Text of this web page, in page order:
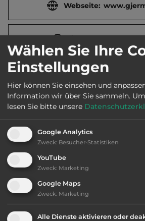
Webseite:
Telefon:
Sehenswürdigkeiten:
Dalane Folkemuseum,
Egersund, Egersund
(Porzellanmuseum).
Ausstattung:
Wählen Sie Ihre
Einstellungen
Hier können Sie einsehen und
Information wir über Sie sammeln.
lesen Sie bitte unsere
Google Analytics
Zweck: Besucher-Statistiken
YouTube
Zweck: Marketing
Google Maps
Zweck: Marketing
Alle Dienste aktivieren oder